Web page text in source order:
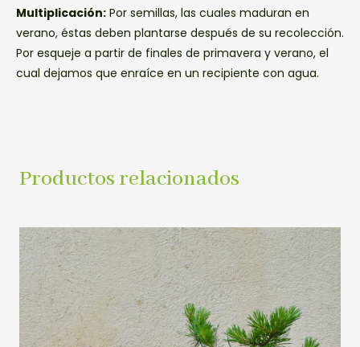
Multiplicación: Por semillas, las cuales maduran en
verano, éstas deben plantarse después de su recolección.
Por esqueje a partir de finales de primavera y verano, el
cual dejamos que enraíce en un recipiente con agua.
Productos relacionados